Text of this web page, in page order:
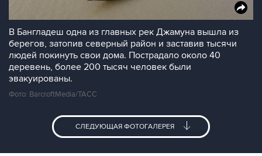
В Бангладеш одна из главных рек Джамуна вышла из
берегов, затопив северный район и заставив тысячи
людей покинуть свои дома. Пострадало около 40
деревень, более 200 тысяч человек были
эвакуированы.
Фото: BarcroftMedia/ТАСС
СЛЕДУЮЩАЯ ФОТОГАЛЕРЕЯ